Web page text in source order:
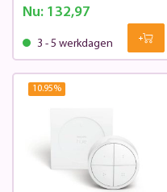
Nu:132,97
3 - 5 werkdagen
10.95%